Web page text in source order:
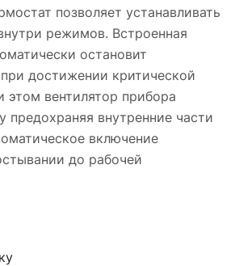
позволяет устанавливать
режимов. Встроенная
остановит
достижении критической
этом вентилятор прибора
предохраняя внутренние части
включение
до рабочей